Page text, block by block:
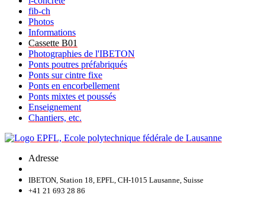
fib-ch
Photos
Informations
Cassette B01
Photographies de l'IBETON
Ponts poutres préfabriqués
Ponts sur cintre fixe
Ponts en encorbellement
Ponts mixtes et poussés
Enseignement
Chantiers, etc.
Adresse
IBETON, Station 18, EPFL, CH-1015 Lausanne, Suisse
+41 21 693 28 86